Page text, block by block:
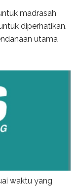
madrasah
diperhatikan.
utama
waktu yang